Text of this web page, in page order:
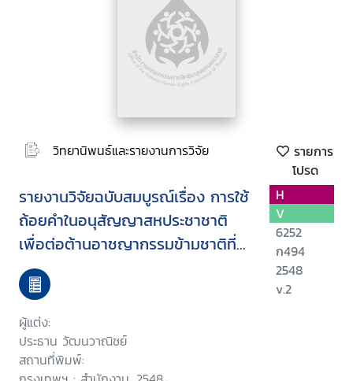
วิทยานิพนธ์และรายงานการวิจัย
รายการ
โปรด
รายงานวิจัยฉบับสมบูรณ์เรื่อง การใช้
ถ้อยคำในอนุสัญญาสหประชาชาติ
เพื่อต่อต้านอาชญากรรมข้ามชาติที่
จัดตั้งในลักษณะองค์กรและพิธีสาร
แนบท้าย
ผู้แต่ง:
ประธาน วัฒนวาณิชย์
สถานที่พิมพ์:
H
V
6252
ก494
2548
v.2